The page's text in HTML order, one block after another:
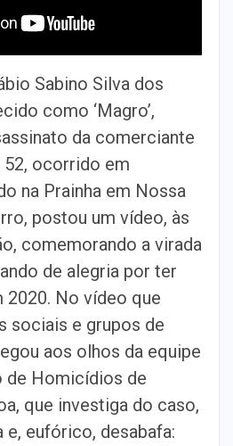
Sabino Silva dos
como ‘Magro’,
da comerciante
52, ocorrido em
na Prainha em Nossa
postou um vídeo, às
comemorando a virada
de alegria por ter
2020. No vídeo que
sociais e grupos de
aos olhos da equipe
de Homicídios de
que investiga do caso,
e, eufórico, desabafa: